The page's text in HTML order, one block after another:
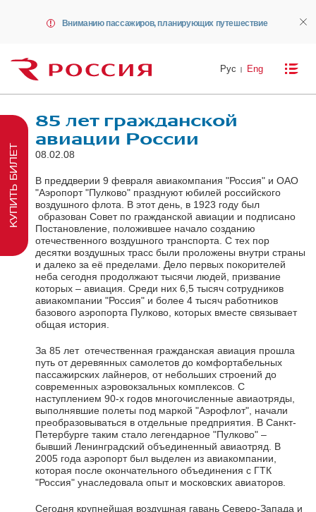
Вниманию пассажиров, планирующих путешествие
Рус Eng
85 лет гражданской
авиации России
08.02.08
В преддверии 9 февраля авиакомпания "Россия" и ОАО
"Аэропорт "Пулково" празднуют юбилей российского
воздушного флота. В этот день, в 1923 году был
образован Совет по гражданской авиации и подписано
Постановление, положившее начало созданию
отечественного воздушного транспорта. С тех пор
десятки воздушных трасс были проложены внутри страны
и далеко за её пределами. Дело первых покорителей
неба сегодня продолжают тысячи людей, призвание
которых – авиация. Среди них 6,5 тысяч сотрудников
авиакомпании "Россия" и более 4 тысяч работников
базового аэропорта Пулково, которых вместе связывает
общая история.
За 85 лет отечественная гражданская авиация прошла
путь от деревянных самолетов до комфортабельных
пассажирских лайнеров, от небольших строений до
современных аэровокзальных комплексов. С
наступлением 90-х годов многочисленные авиаотряды,
выполнявшие полеты под маркой "Аэрофлот", начали
преобразовываться в отдельные предприятия. В Санкт-
Петербурге таким стало легендарное "Пулково" –
бывший Ленинградский объединенный авиаотряд. В
2005 года аэропорт был выделен из авиакомпании,
которая после окончательного объединения с ГТК
"Россия" унаследовала опыт и московских авиаторов.
Сегодня крупнейшая воздушная гавань Северо-Запада и
КУПИТЬ БИЛЕТ